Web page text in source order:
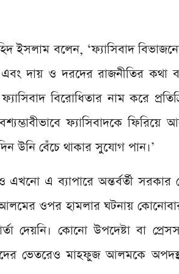
ইসলাম বলেন, ‘ফ্যাসিবাদ
দায় ও দরদের রাজনীতির কথা
বিরোধিতার নাম করে
ফ্যাসিবাদকে ফিরিয়ে
উনি বেঁচে থাকার সুযোগ পান।’
এখনো এ ব্যাপারে অন্তর্বর্তী
ওপর হামলার ঘটনায়
দেয়নি। কোনো উপদেষ্টা বা
ভেতরেও মাহফুজ আলমকে